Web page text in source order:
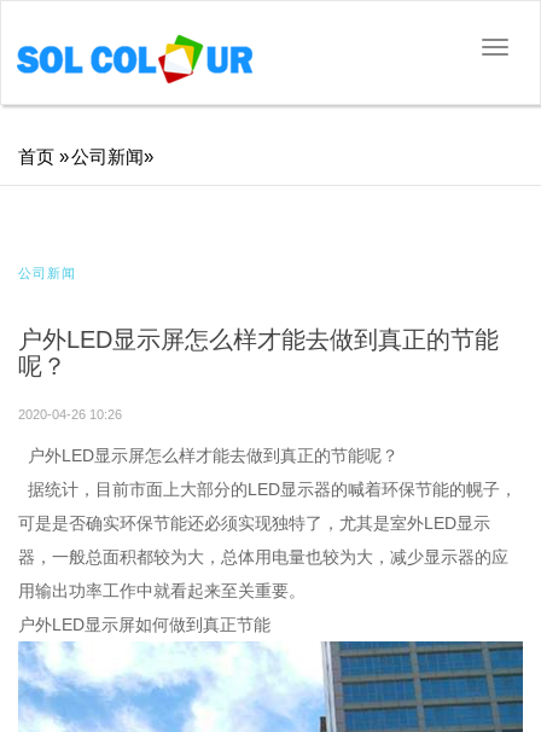
切
导
面
屑
首页 »公司新闻»
公司新闻
户外LED显示屏怎么样才能去做到真正的节能
呢？
2020-04-26 10:26
户外LED显示屏怎么样才能去做到真正的节能呢？
据统计，目前市面上大部分的LED显示器的喊着环保节能的幌子，
可是是否确实环保节能还必须实现独特了，尤其是室外LED显示
器，一般总面积都较为大，总体用电量也较为大，减少显示器的应
用输出功率工作中就看起来至关重要。
户外LED显示屏如何做到真正节能